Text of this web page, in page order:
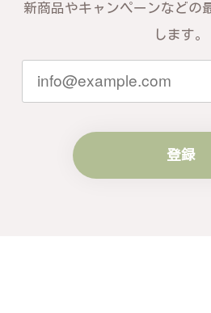
ともお客様にご満足頂
がけて参りますので、
き続きどうぞよろしく
す。
新商品やキャンペーンなどの
します。
登録